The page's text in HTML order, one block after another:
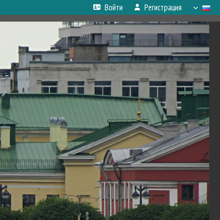
Войти Регистрация